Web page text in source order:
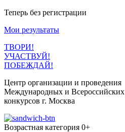
Теперь без регистрации
Мои результаты
ТВОРИ!
УЧАСТВУЙ!
ПОБЕЖДАЙ!
Центр организации и проведения
Международных и Всероссийских
конкурсов г. Москва
Возрастная категория 0+